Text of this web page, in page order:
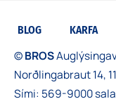
BLOG KARFA
©BROS
Norðlingabraut 14,
Sími: 569-9000